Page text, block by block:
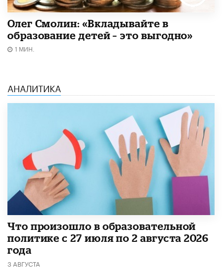
Олег Смолин: «Вкладывайте в
образование детей – это выгодно»
1 МИН.
АНАЛИТИКА
​Что произошло в образовательной
политике с 27 июля по 2 августа 2026
года
3 АВГУСТА